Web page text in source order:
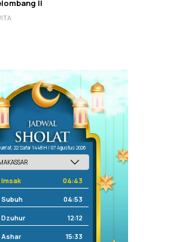
II
22 Safar 1448 H / 07 Agustus 2026
Imsak 04:43
Subuh 04:53
Dzuhur 12:12
Ashar 15:33